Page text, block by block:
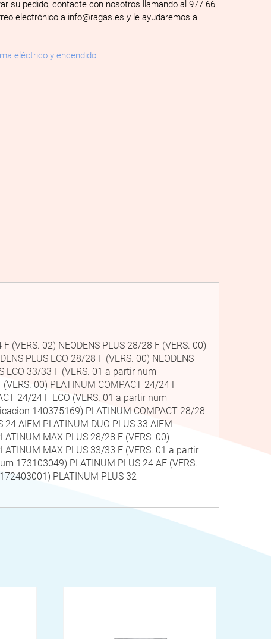
su pedido, contacte con nosotros llamando al 977 66
electrónico a info@ragas.es y le ayudaremos a
eléctrico y encendido
(VERS. 02) NEODENS PLUS 28/28 F (VERS. 00)
PLUS ECO 28/28 F (VERS. 00) NEODENS
ECO 33/33 F (VERS. 01 a partir num
00) PLATINUM COMPACT 24/24 F
24/24 F ECO (VERS. 01 a partir num
140375169) PLATINUM COMPACT 28/28
AIFM PLATINUM DUO PLUS 33 AIFM
MAX PLUS 28/28 F (VERS. 00)
MAX PLUS 33/33 F (VERS. 01 a partir
173103049) PLATINUM PLUS 24 AF (VERS.
PLATINUM PLUS 32